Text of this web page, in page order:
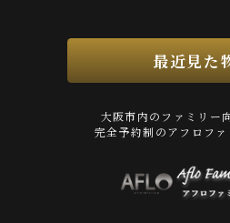
最近見た
大阪市内のファミリー
完全予約制のアフロフ